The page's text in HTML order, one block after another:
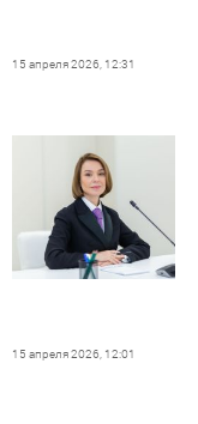
15 апреля 2026, 12:31
15 апреля 2026, 12:01